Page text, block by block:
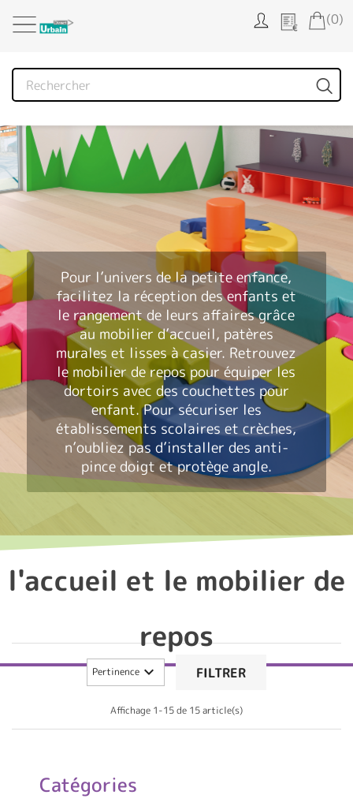
(0)
Pour l’univers de la petite enfance,
facilitez la réception des enfants et
le rangement de leurs affaires grâce
au mobilier d’accueil, patères
murales et lisses à casier. Retrouvez
le mobilier de repos pour équiper les
dortoirs avec descouchettes pour
enfant. Pour sécuriser les
établissements scolaires et crèches,
n’oubliez pas d’installer des anti-
pince doigt et protège angle.
l'accueil et le mobilier de
repos
Pertinence  FILTRER
Affichage 1-15 de 15 article(s)
Catégories